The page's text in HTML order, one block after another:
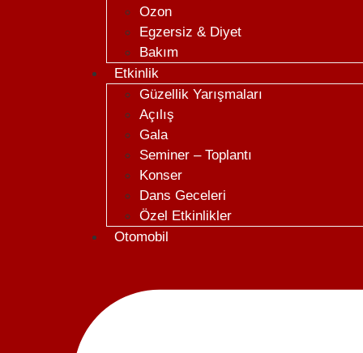
Ozon
Egzersiz & Diyet
Bakım
Etkinlik
Güzellik Yarışmaları
Açılış
Gala
Seminer – Toplantı
Konser
Dans Geceleri
Özel Etkinlikler
Otomobil